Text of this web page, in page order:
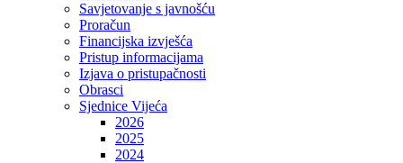
Savjetovanje s javnošću
Proračun
Financijska izvješća
Pristup informacijama
Izjava o pristupačnosti
Obrasci
Sjednice Vijeća
2026
2025
2024